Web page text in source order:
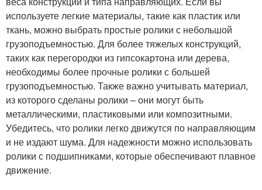
используете легкие материалы, такие как пластик или
ткань, можно выбрать простые ролики с небольшой
грузоподъемностью. Для более тяжелых конструкций,
таких как перегородки из гипсокартона или дерева,
необходимы более прочные ролики с большей
грузоподъемностью. Также важно учитывать материал,
из которого сделаны ролики – они могут быть
металлическими, пластиковыми или композитными.
Убедитесь, что ролики легко движутся по направляющим
и не издают шума. Для надежности можно использовать
ролики с подшипниками, которые обеспечивают плавное
движение.